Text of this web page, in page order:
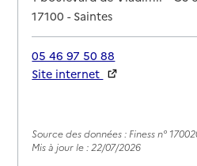
17100-Saintes
05 46 97 50 88
Site internet
Source des données : Finess n°
Mis à jour le : 22/07/2026